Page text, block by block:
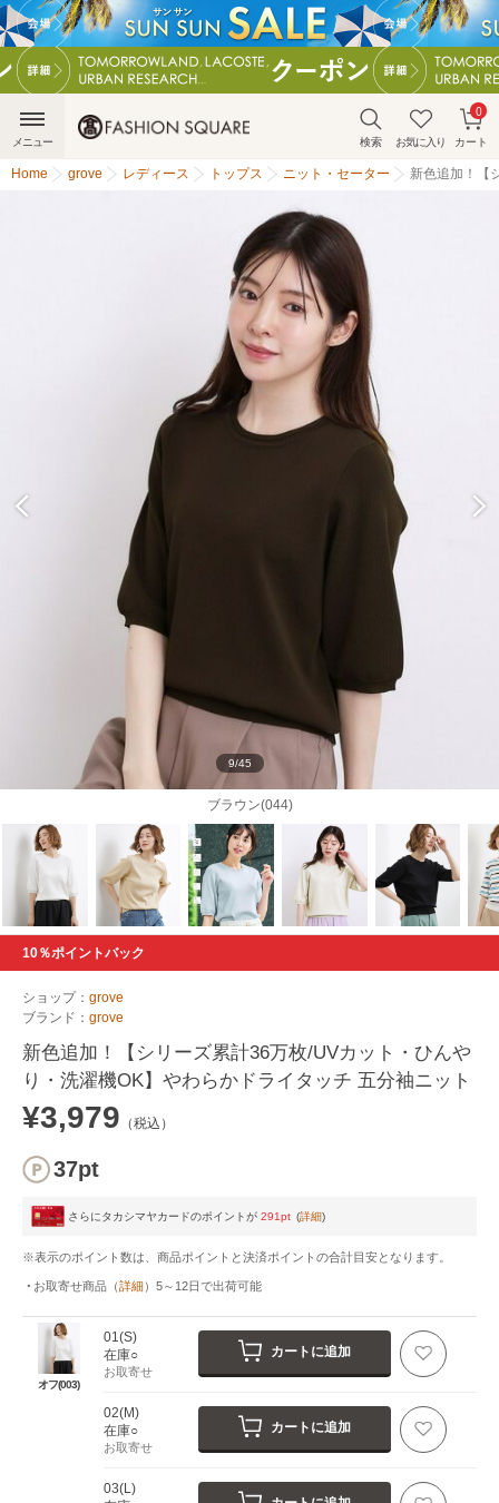
検索 お気に入り カート
0
メニュー
Home grove レディース トップス ニット・セーター 新色追加！【
ブラウン(044)
9/45
10％ポイントバック
ショップ： grove
ブランド： grove
新色追加！【シリーズ累計36万枚/UVカット・ひんや
り・洗濯機OK】やわらかドライタッチ 五分袖ニット
¥3,979 （税込）
37pt
さらにタカシマヤカードのポイントが 291pt (詳細)
※表示のポイント数は、商品ポイントと決済ポイントの合計目安となります。
お取寄せ商品 （詳細） 5～12日で出荷可能
オフ(003)
01(S)
在庫○
お取寄せ
カートに追加
02(M)
在庫○
お取寄せ
カートに追加
03(L)